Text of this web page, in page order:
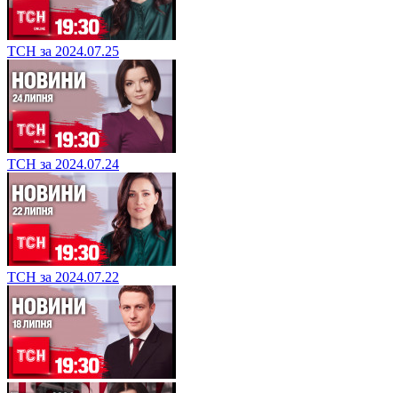
ТСН за 2024.07.25
ТСН за 2024.07.24
ТСН за 2024.07.22